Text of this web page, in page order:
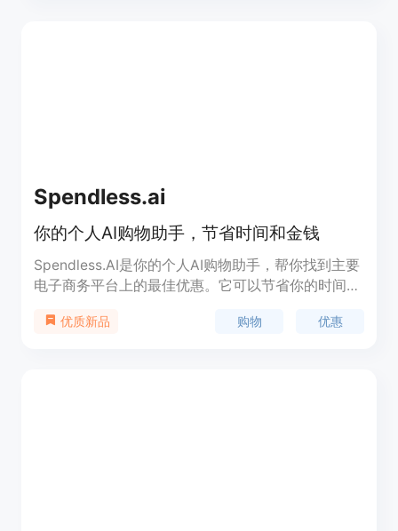
Spendless.ai
你的个人AI购物助手，节省时间和金钱
Spendless.AI是你的个人AI购物助手，帮你找到主要
电子商务平台上的最佳优惠。它可以节省你的时间和
到最适合你的优惠和折扣。Spendless.AI还提供功能
优质新品 购物 优惠